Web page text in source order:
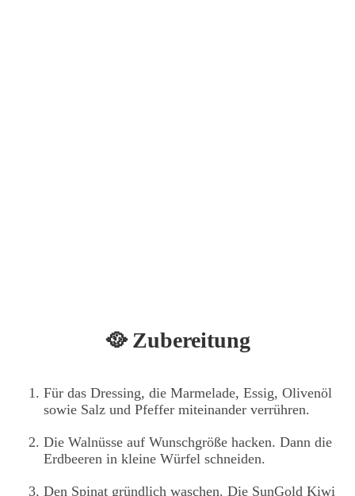
🥘 Zubereitung
Für das Dressing, die Marmelade, Essig, Olivenöl
sowie Salz und Pfeffer miteinander verrühren.
Die Walnüsse auf Wunschgröße hacken. Dann die
Erdbeeren in kleine Würfel schneiden.
Den Spinat gründlich waschen. Die SunGold Kiwi